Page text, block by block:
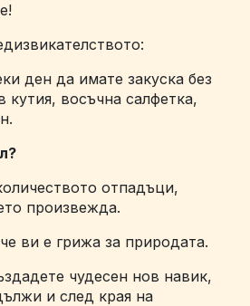
ден да имате закуска без
кутия, восъчна салфетка,
отпадъци,
произвежда.
ви е грижа за природата.
чудесен нов навик,
и след края на